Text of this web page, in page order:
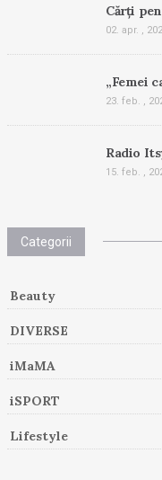
Cărți
02. apr. ,
„Femei
23. feb. ,
Radio
15. feb. ,
Categorii
Beauty
DIVERSE
iMaMA
iSPORT
Lifestyle